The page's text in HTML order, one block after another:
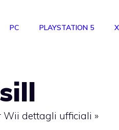
PC PLAYSTATION 5
Wii dettagli ufficiali »